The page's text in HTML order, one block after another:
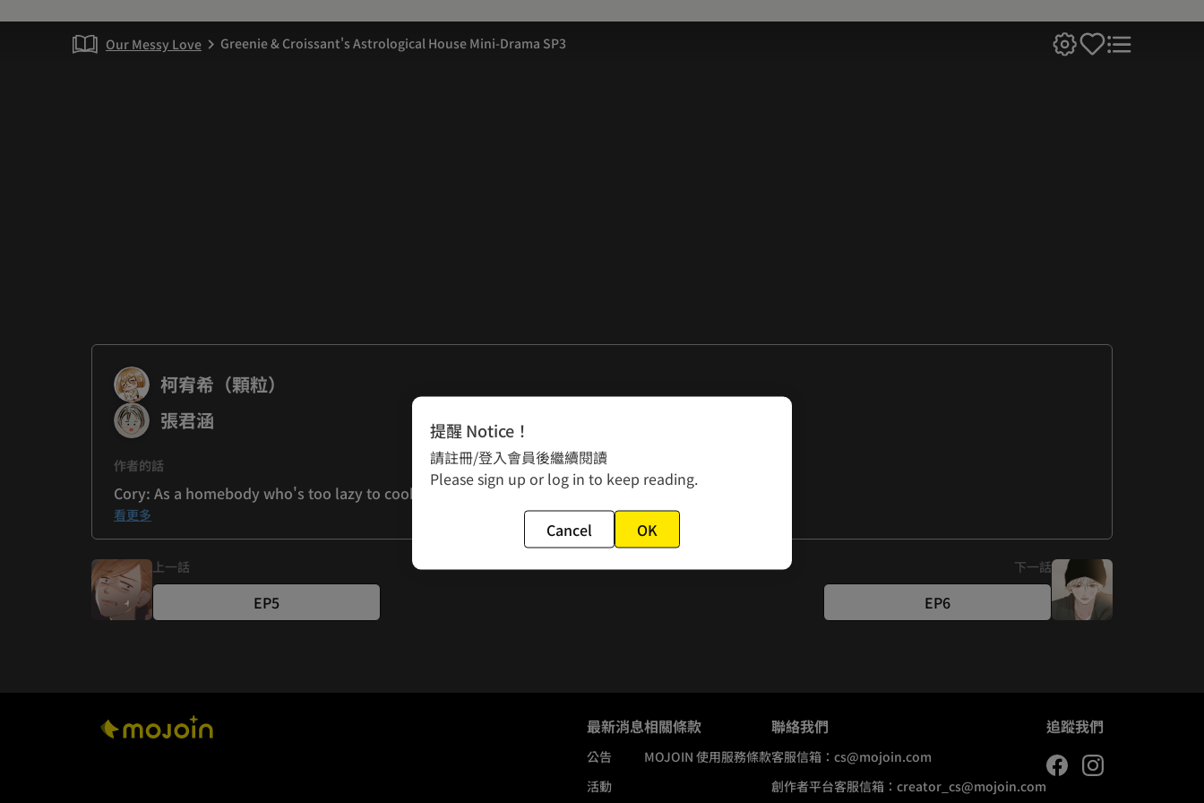
Our Messy Love chevron_right Greenie & Croissant's Astrological House Mini-Drama SP3
柯宥希（顆粒）
張君涵
作者的話
Emily: If Lo Croissant changes its surname and becomes Mao Croissant...... it would sound better. Croissant, why don't you and your daddy
both marry into Mao Hsiaoli's family! (pat head)
看更多
上一話
EP5
下一話
EP6
最新消息
公告
活動
相關條款
MOJOIN 使用服務條款
聯絡我們
客服信箱： cs@mojoin.com
創作者平台客服信箱： creator_cs@mojoin.com
追蹤我們
提醒 Notice！
請註冊/登入會員後繼續閱讀
Please sign up or log in to keep reading.
Cancel OK